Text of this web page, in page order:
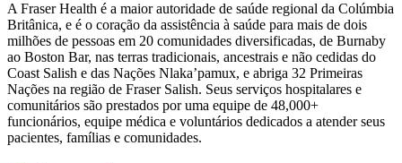
A Fraser Health é a maior autoridade de saúde regional da Colúmbia
Britânica, e é o coração da assistência à saúde para mais de dois
milhões de pessoas em 20 comunidades diversificadas, de Burnaby
ao Boston Bar, nas terras tradicionais, ancestrais e não cedidas do
Coast Salish e das Nações Nlaka’pamux, e abriga 32 Primeiras
Nações na região de Fraser Salish. Seus serviços hospitalares e
comunitários são prestados por uma equipe de 48,000+
funcionários, equipe médica e voluntários dedicados a atender seus
pacientes, famílias e comunidades.